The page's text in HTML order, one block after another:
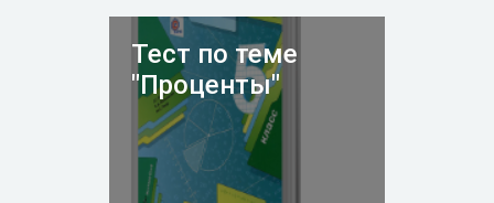
Тест по теме
"Проценты"